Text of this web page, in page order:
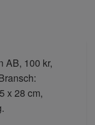
AB, 100 kr,
x 28 cm,